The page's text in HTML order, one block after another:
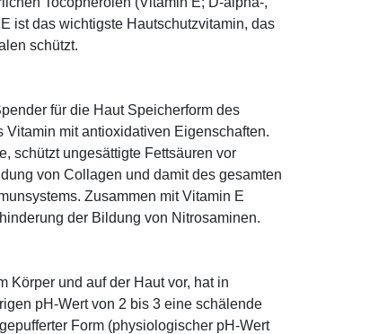
ist das wichtigste Hautschutzvitamin, das
schützt.
für die Haut Speicherform des
mit antioxidativen Eigenschaften.
schützt ungesättigte Fettsäuren vor
von Collagen und damit des gesamten
Zusammen mit Vitamin E
der Bildung von Nitrosaminen.
Körper und auf der Haut vor, hat in
pH-Wert von 2 bis 3 eine schälende
Form (physiologischer pH-Wert